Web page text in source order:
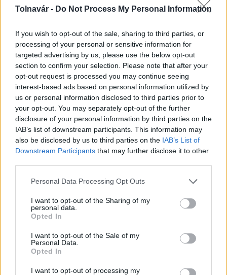
Tolnavár - Do Not Process My Personal Information
If you wish to opt-out of the sale, sharing to third parties, or
processing of your personal or sensitive information for
targeted advertising by us, please use the below opt-out
section to confirm your selection. Please note that after your
opt-out request is processed you may continue seeing
interest-based ads based on personal information utilized by
us or personal information disclosed to third parties prior to
your opt-out. You may separately opt-out of the further
disclosure of your personal information by third parties on the
IAB’s list of downstream participants. This information may
also be disclosed by us to third parties on the IAB’s List of
Downstream Participants that may further disclose it to other
Please note that this website/app uses one or more Google
not limited to your visit or usage behaviour. You may click to
grant or deny consent to Google and its third-party tags to
use your data for below specified purposes in below Google
consent section.
Personal Data Processing Opt Outs
I want to opt-out of the Sharing of my
personal data.
Opted In
I want to opt-out of the Sale of my
Personal Data.
Opted In
I want to opt-out of processing my
MAGYAR ÉPÍTŐK
Útépítés
autópálya útépítés M1-es autópálya
csomópont építése
Tizenegy meglévő csomópontot korszerűsít és négy új,